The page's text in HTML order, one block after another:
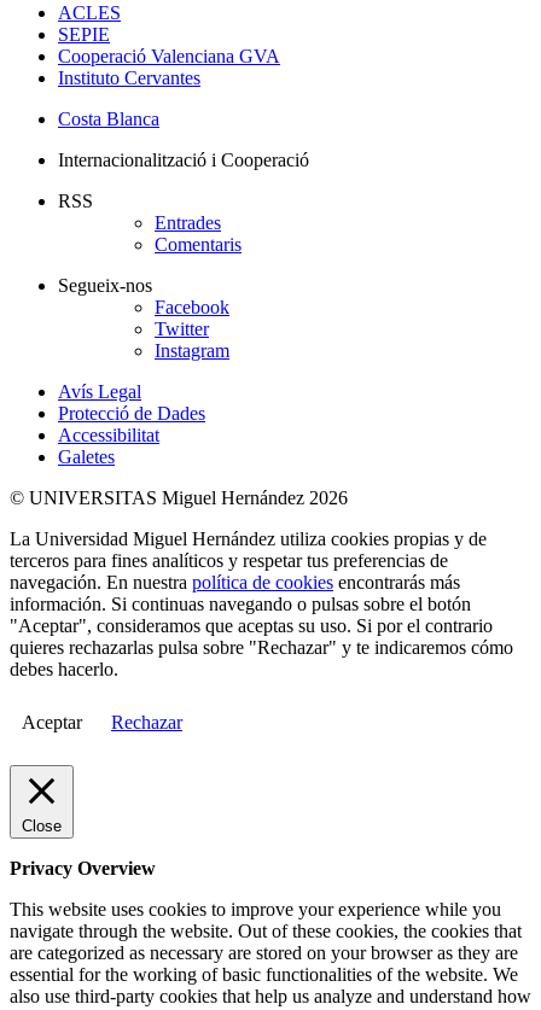
ACLES
SEPIE
Cooperació Valenciana GVA
Instituto Cervantes
Costa Blanca
Internacionalització i Cooperació
RSS
Entrades
Comentaris
Segueix-nos
Facebook
Twitter
Instagram
Avís Legal
Protecció de Dades
Accessibilitat
Galetes
© UNIVERSITAS Miguel Hernández 2026
La Universidad Miguel Hernández utiliza cookies propias y de
terceros para fines analíticos y respetar tus preferencias de
navegación. En nuestra política de cookies encontrarás más
información. Si continuas navegando o pulsas sobre el botón
"Aceptar", consideramos que aceptas su uso. Si por el contrario
quieres rechazarlas pulsa sobre "Rechazar" y te indicaremos cómo
debes hacerlo.
Aceptar Rechazar
Close
Privacy Overview
This website uses cookies to improve your experience while you
navigate through the website. Out of these cookies, the cookies that
are categorized as necessary are stored on your browser as they are
essential for the working of basic functionalities of the website. We
also use third-party cookies that help us analyze and understand how